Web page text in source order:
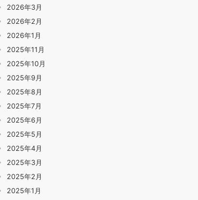
2026年3月
2026年2月
2026年1月
2025年11月
2025年10月
2025年9月
2025年8月
2025年7月
2025年6月
2025年5月
2025年4月
2025年3月
2025年2月
2025年1月